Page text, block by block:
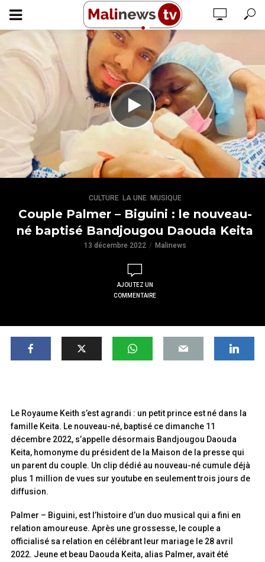
CULTURE, LA UNE, MUSIQUE
Couple Palmer – Biguini : le nouveau-
né baptisé Bandjougou Daouda Keita
13 décembre 2022 Malinews
AJOUTEZ UN
COMMENTAIRE
Le Royaume Keith s’est agrandi : un petit prince est né dans la
famille Keita. Le nouveau-né, baptisé ce dimanche 11
décembre 2022, s’appelle désormais Bandjougou Daouda
Keita, homonyme du président de la Maison de la presse qui
un parent du couple. Un clip dédié au nouveau-né cumule déjà
plus 1 million de vues sur youtube en seulement trois jours de
diffusion.
Palmer – Biguini, est l’histoire d’un duo musical qui a fini en
relation amoureuse. Après une grossesse, le couple a
officialisé sa relation en célébrant leur mariage le 28 avril
2022. Jeune et beau Daouda Keita, alias Palmer, avait été